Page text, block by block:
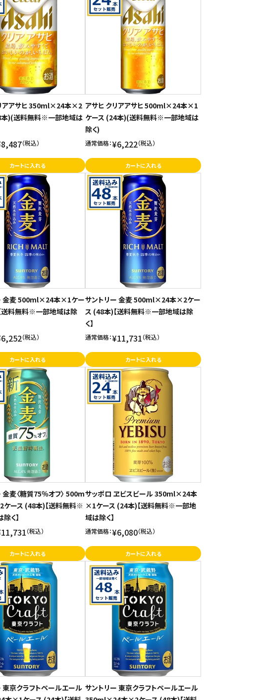
アアサヒ 350ml×24本×2
本)(送料無料※一部地域は
（税込）
カートに入れる
アサヒ クリアアサヒ 500ml×24本×1
ケース (24本)(送料無料※一部地域は
除く)
通常価格：¥6,222（税込）
カートに入れる
金麦 500ml×24本×1ケー
送料無料※一部地域は除
（税込）
カートに入れる
サントリー 金麦 500ml×24本×2ケー
ス (48本)【送料無料※一部地域は除
く】
通常価格：¥11,731（税込）
カートに入れる
金麦〈糖質75％オフ〉 500m
ース (48本)【送料無料※
く】
（税込）
カートに入れる
サッポロ ヱビスビール 350ml×24本
×1ケース (24本)【送料無料※一部地
域は除く】
通常価格：¥6,080（税込）
カートに入れる
東京クラフトペールエール サントリー 東京クラフトペールエール